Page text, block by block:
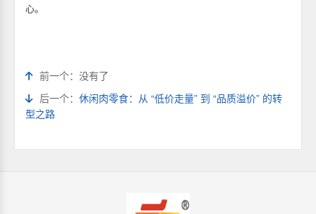
心。
前一个：没有了
后一个： 休闲肉零食：从 “低价走量” 到 “品质溢价” 的转
型之路